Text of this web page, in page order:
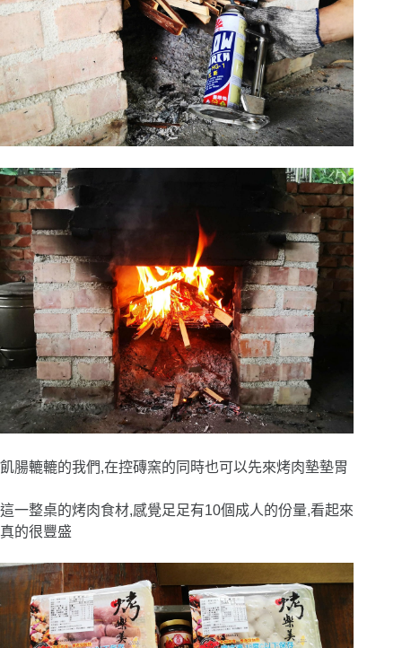
飢腸轆轆的我們,在控磚窯的同時也可以先來烤肉墊墊胃
這一整桌的烤肉食材,感覺足足有10個成人的份量,看起來
真的很豐盛